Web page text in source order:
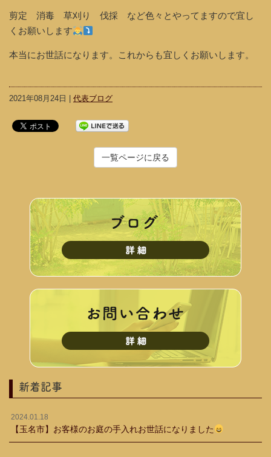
剪定 消毒 草刈り 伐採 など色々とやってますので宜し
くお願いします
本当にお世話になります。これからも宜しくお願いします。
2021年08月24日 | 代表ブログ
一覧ページに戻る
新着記事
2024.01.18
【玉名市】お客様のお庭の手入れお世話になりました